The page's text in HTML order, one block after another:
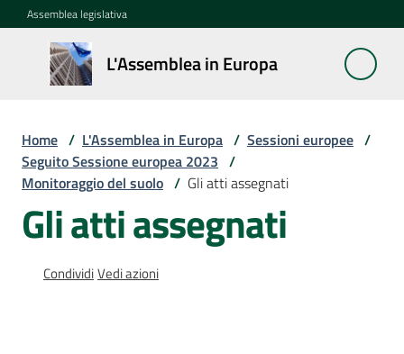
Vai al contenuto
Vai alla navigazione
Vai al footer
Assemblea legislativa
L'Assemblea in Europa
L'Assemblea
in Europa
Cos'è
la
europea
Home / L'Assemblea in Europa / Sessioni europee /
Seguito Sessione europea 2023 /
Monitoraggio del suolo / Gli atti assegnati
Gli atti assegnati
CondividiVedi azioni